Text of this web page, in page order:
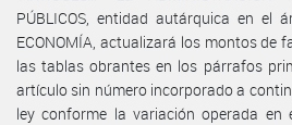
PÚBLICOS, entidad autárquica en el
ECONOMÍA, actualizará los montos de
las tablas obrantes en los párrafos
artículo sin número incorporado a
ley conforme la variación operada